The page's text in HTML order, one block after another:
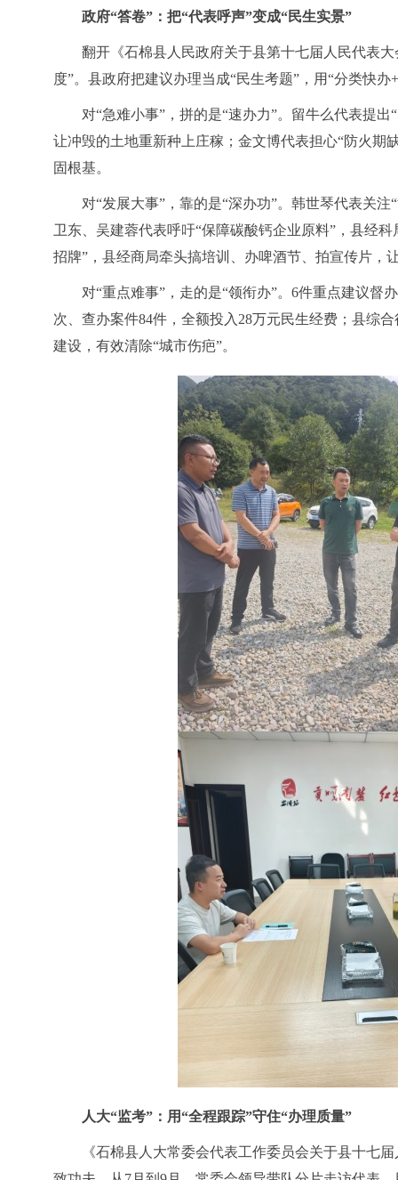
政府“答卷”：把“代表呼声”变成“民生实景”
翻开《石棉县人民政府关于县第十七届人民代表
度”。县政府把建议办理当成“民生考题”，用“分类快
对“急难小事”，拼的是“速办力”。留牛么代表提
让冲毁的土地重新种上庄稼；金文博代表担心“防火期
固根基。
对“发展大事”，靠的是“深办功”。韩世琴代表关
卫东、吴建蓉代表呼吁“保障碳酸钙企业原料”，县经
招牌”，县经商局牵头搞培训、办啤酒节、拍宣传片，
对“重点难事”，走的是“领衔办”。6件重点建议督
次、查办案件84件，全额投入28万元民生经费；县综
建设，有效清除“城市伤疤”。
人大“监考”：用“全程跟踪”守住“办理质量”
《石棉县人大常委会代表工作委员会关于县十七